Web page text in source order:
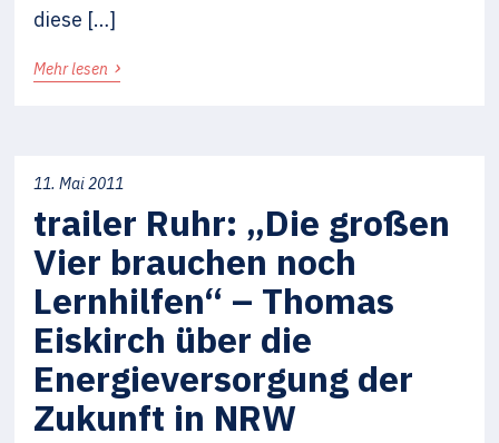
diese […]
Mehr lesen ›
11. Mai 2011
trailer Ruhr: „Die großen
Vier brauchen noch
Lernhilfen“ – Thomas
Eiskirch über die
Energieversorgung der
Zukunft in NRW